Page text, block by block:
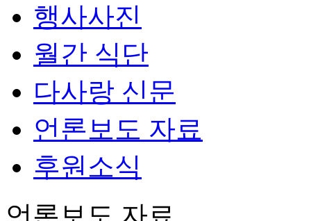
행사사진
월간 식단
다사랑 신문
언론보도 자료
후원소식
언론보도 자료